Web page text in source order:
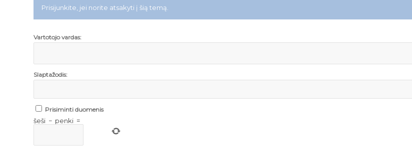
Prisijunkite, jei norite atsakyti į šią temą.
Vartotojo vardas:
Slaptažodis:
Prisiminti duomenis
šeši − penki =